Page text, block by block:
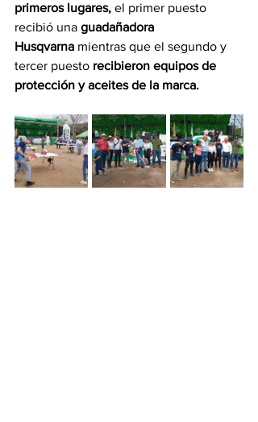
primeros lugares, el primer puesto
recibió una guadañadora
Husqvarna mientras que el segundo y
tercer puesto recibieron equipos de
protección y aceites de la marca.